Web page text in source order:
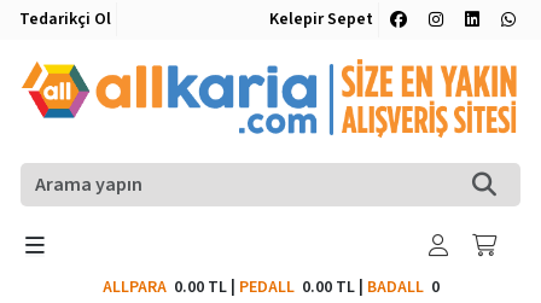
Tedarikçi Ol Kelepir Sepet
ALLPARA 0.00 TL| PEDALL 0.00 TL| BADALL0